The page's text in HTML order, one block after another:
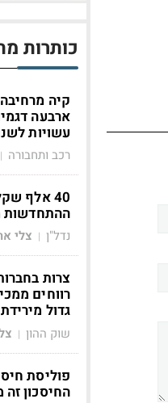
כותרות
קיה
ארבעה
עשויות
רכב ותחבורה |
40 אלף
ההתחדשות
נדל"ן | צלי
צרות
רווחים
גדול
שוק ההון |
פוליסת
החיסכון זה